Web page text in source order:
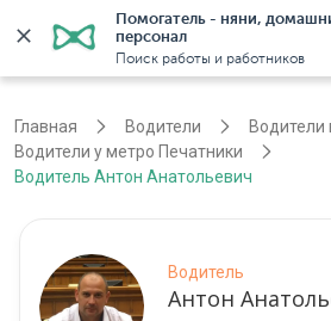
Помогатель - няни,
персонал
Поиск работы и работников
Главная Водители
Водители
Водители у метро Печатники
Водитель Антон Анатольевич
Водитель
Антон